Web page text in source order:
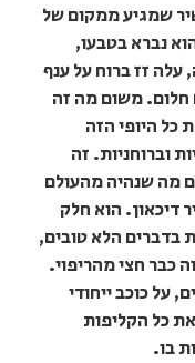
שמגיע ממקום של
נברא בטבעו,
עלה זז ברוח על ענף
משום מה זה
כל היופי הזה
וברוחניות. זה
מה שנהיה מהעולם
דיכאון. הוא חלק
בדברים הלא טובים,
כבר חצי מהריפוי.
על כוכב ייחודי
כל הקליפות
בו.